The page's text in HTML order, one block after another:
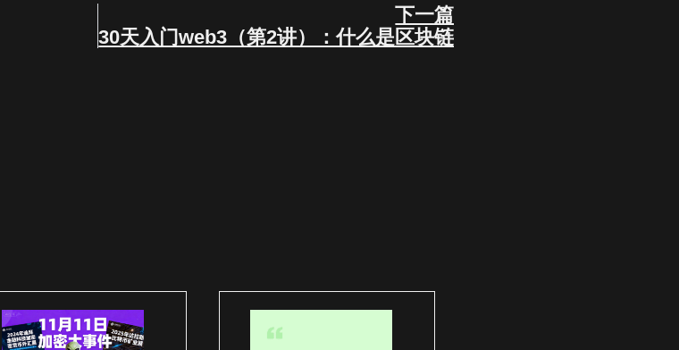
下一篇
30天入门web3（第2讲）：什么是区块链